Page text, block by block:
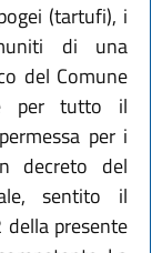
(tartufi), i
di una
del Comune
per tutto il
per i
decreto del
sentito il
presente